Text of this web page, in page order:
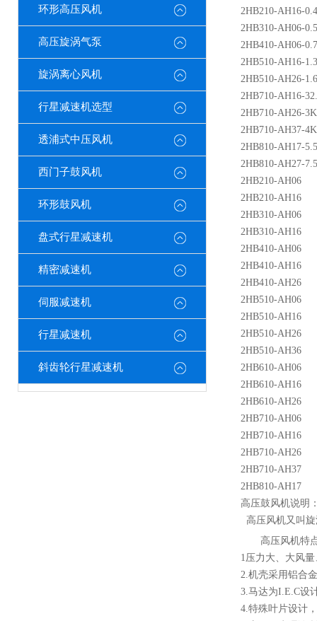
环形高压风机
高压旋涡气泵
旋涡离心风机
行星减速机选型
透浦式中压风机
西门子鼓风机
环形鼓风机
盘式行星减速机
精密减速机
伺服减速机
行星减速机
斜齿轮行星减速机
2HB210-AH16-
2HB310-AH06-
2HB410-AH06-
2HB510-AH16-
2HB510-AH26-
2HB710-AH16-
2HB710-AH26-
2HB710-AH37-
2HB810-AH17-
2HB810-AH27-
2HB210-AH06
2HB210-AH16
2HB310-AH06
2HB310-AH16
2HB410-AH06
2HB410-AH16
2HB410-AH26
2HB510-AH06
2HB510-AH16
2HB510-AH26
2HB510-AH36
2HB610-AH06
2HB610-AH16
2HB610-AH26
2HB710-AH06
2HB710-AH16
2HB710-AH26
2HB710-AH37
2HB810-AH17
高压鼓风机说明
高压风机又叫
高压风机特
1压力大、大风
2.机壳采用铝合
3.马达为I.E.C设
4.特殊叶片设计